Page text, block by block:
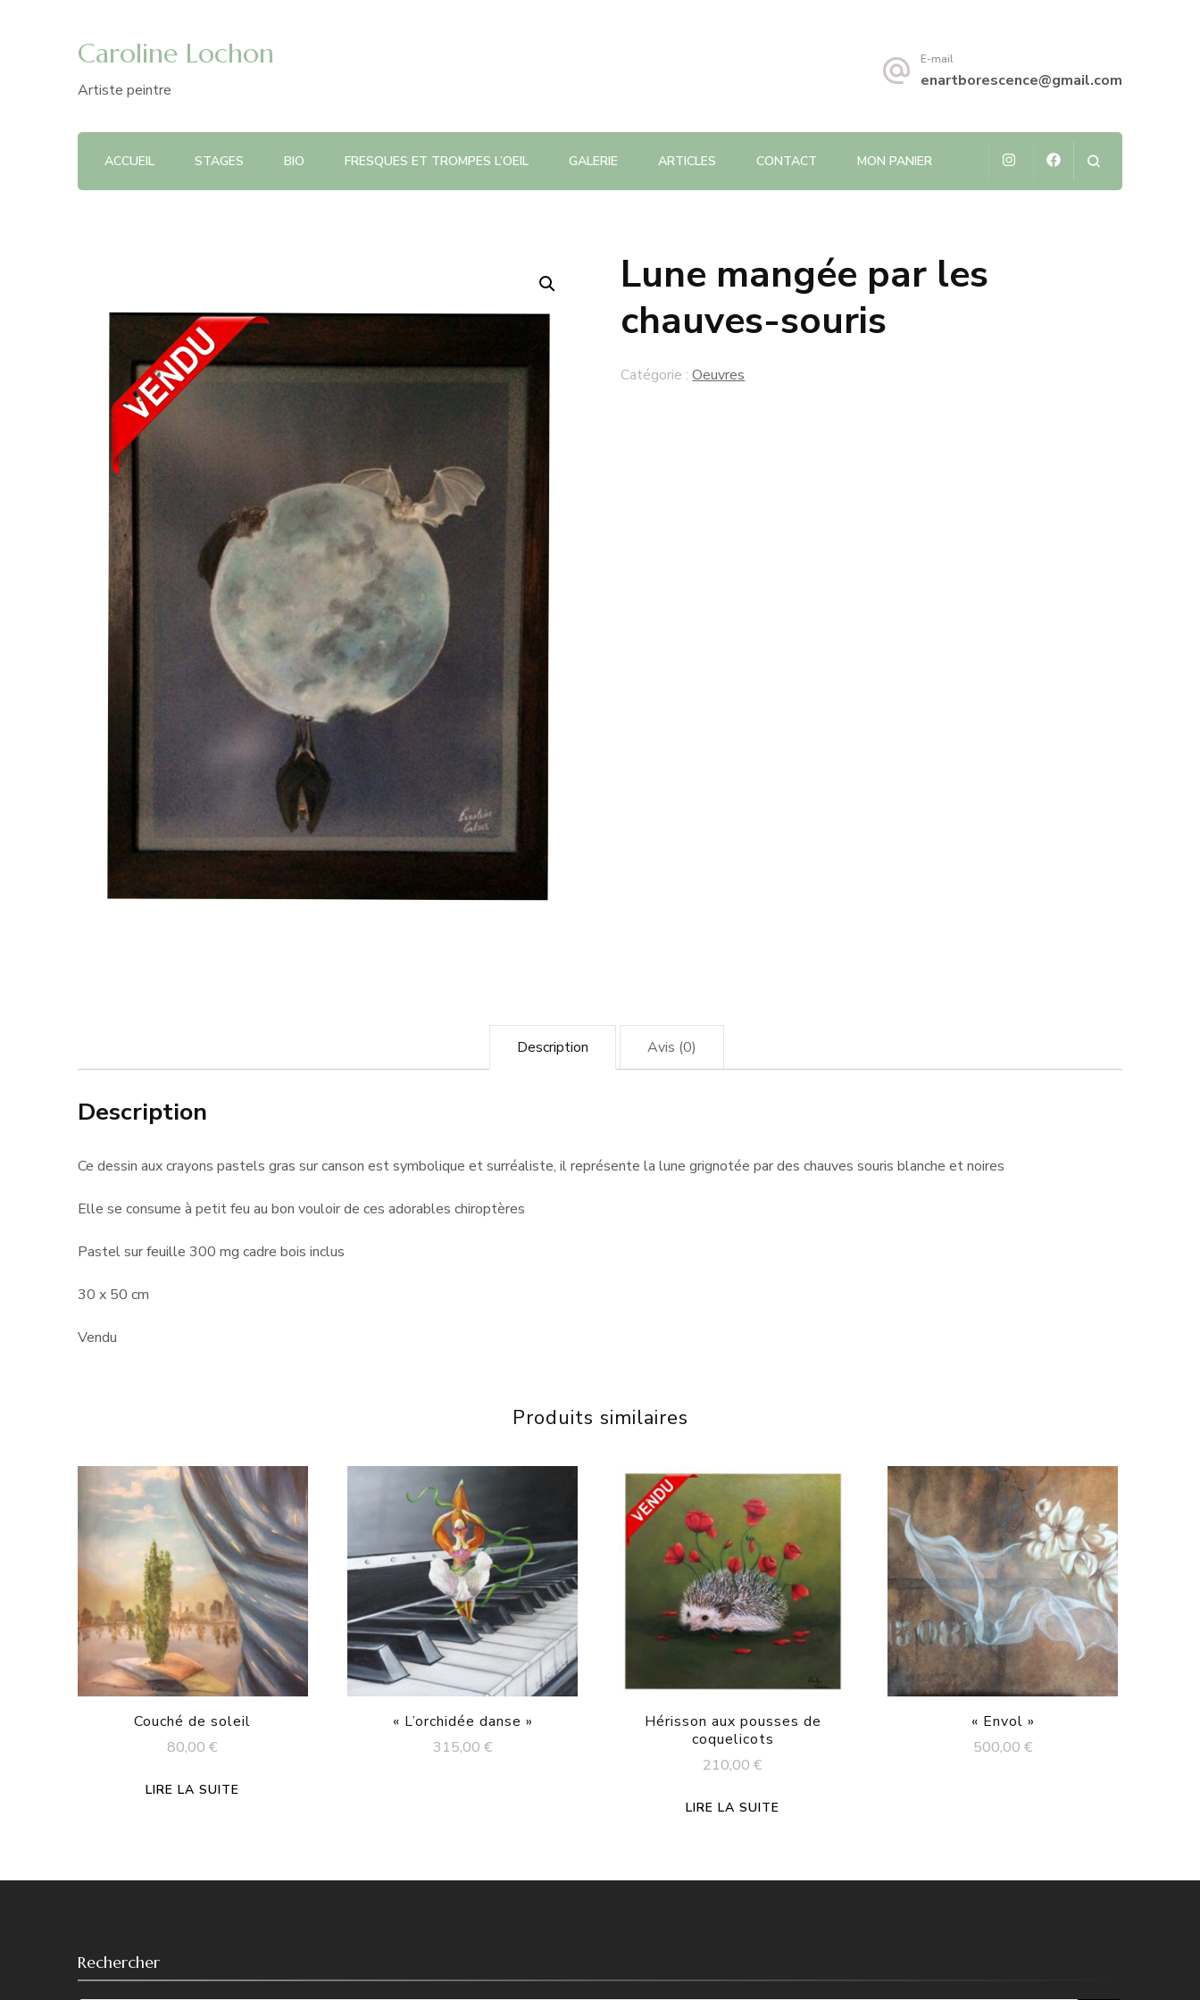
Caroline Lochon
Artiste peintre
E-mail
enartborescence@gmail.com
ACCUEIL STAGES BIO FRESQUES ET TROMPES L’OEIL GALERIE ARTICLES CONTACT MON PANIER
Lune mangée par les
chauves-souris
Catégorie :Oeuvres
Description Avis (0)
Description
Ce dessin aux crayons pastels gras sur canson est symbolique et surréaliste, il représente la lune grignotée par des chauves souris blanche et noires
Elle se consume à petit feu au bon vouloir de ces adorables chiroptères
Pastel sur feuille 300 mg cadre bois inclus
30 x 50 cm
Vendu
Produits similaires
Couché de soleil
80,00€
LIRE LA SUITE
« L’orchidée danse »
315,00 €
Hérisson aux pousses de
coquelicots
210,00€
LIRE LA SUITE
« Envol »
500,00 €
Rechercher